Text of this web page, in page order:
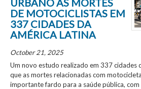
DE MOTOCICLISTAS EM
337 CIDADES DA
AMÉRICA LATINA
October 21, 2025
Um novo estudo realizado em 337 cidades
que as mortes relacionadas com
importante fardo para a saúde pública,